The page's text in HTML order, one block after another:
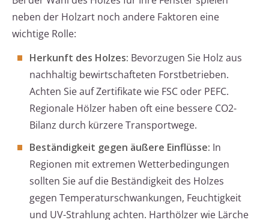
neben der Holzart noch andere Faktoren eine
wichtige Rolle:
Herkunft des Holzes: Bevorzugen Sie Holz aus
nachhaltig bewirtschafteten Forstbetrieben.
Achten Sie auf Zertifikate wie FSC oder PEFC.
Regionale Hölzer haben oft eine bessere CO2-
Bilanz durch kürzere Transportwege.
Beständigkeit gegen äußere Einflüsse: In
Regionen mit extremen Wetterbedingungen
sollten Sie auf die Beständigkeit des Holzes
gegen Temperaturschwankungen, Feuchtigkeit
und UV-Strahlung achten. Harthölzer wie Lärche